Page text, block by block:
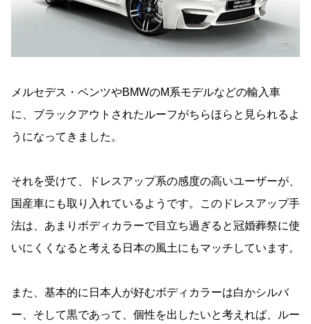
メルセデス・ベンツやBMWのM系モデルなどの輸入車
に、ブラックアウトされたルーフがちらほらと見られるよ
うになってきました。
それを受けて、ドレスアップ系の感度の高いユーザーが、
国産車にも取り入れているようです。このドレスアップ手
法は、あまりボディカラーで目立ち過ぎると冠婚葬祭に使
いにくくなると考える日本の風土にもマッチしています。
また、基本的に日本人が好むボディカラーは白かシルバ
ー、そして黒であって、個性を出したいと考えれば、ルー